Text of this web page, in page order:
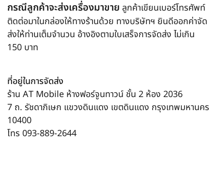
กรณีลูกค้าจะส่งเครื่องมาขาย ลูกค้าเขียนเบอร์โทรศัพท์
ติดต่อมาในกล่องให้ทางร้านด้วย ทางบริษัทฯ ยินดีออกค่าจัด
ส่งให้ท่านเต็มจำนวน อ้างอิงตามใบเสร็จการจัดส่ง ไม่เกิน
150 บาท
ที่อยู่ในการจัดส่ง
ร้าน AT Mobile ห้างฟอร์จูนทาวน์ ชั้น 2 ห้อง 2036
7 ถ. รัชดาภิเษก แขวงดินแดง เขตดินแดง กรุงเทพมหานคร
10400
โทร 093-889-2644